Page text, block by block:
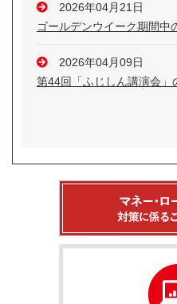
2026年04月21日
ゴールデンウイーク期間中
2026年04月09日
第44回「ふじしん講演会」